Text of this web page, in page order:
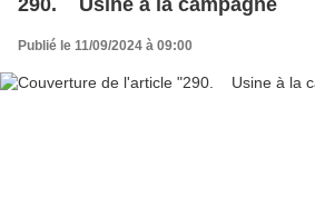
Publié le 11/09/2024 à 09:00